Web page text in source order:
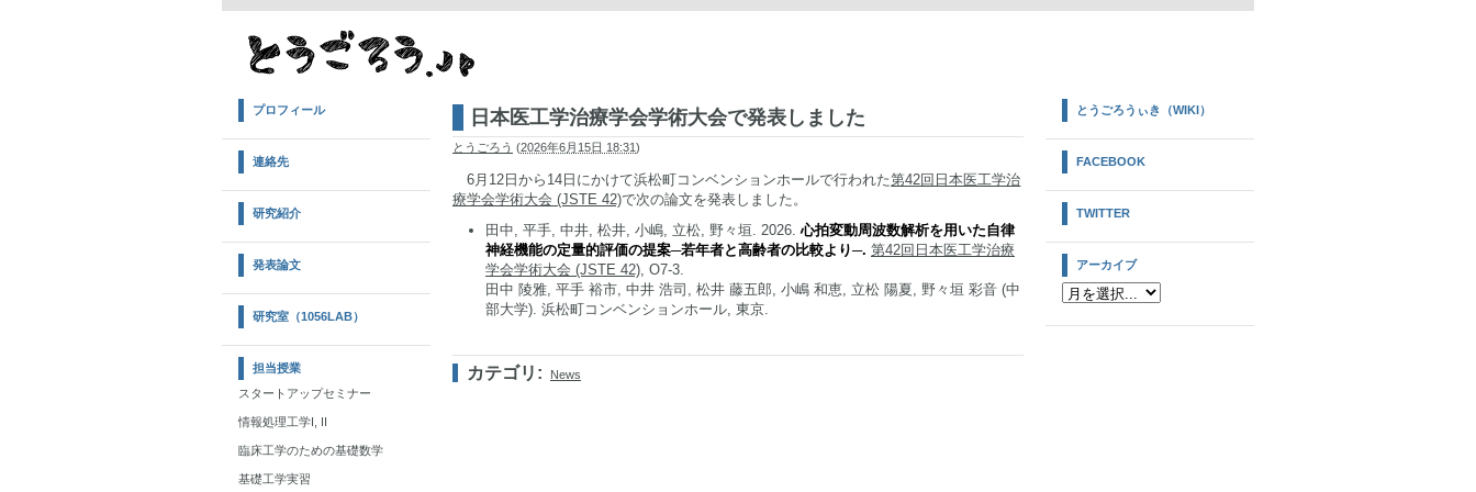
日本医工学治療学会学術大会で発表しました
とうごろう (2026年6月15日 18:31)
6月12日から14日にかけて浜松町コンベンションホールで行われた第42回日本医工学治
療学会学術大会 (JSTE 42)で次の論文を発表しました。
田中, 平手, 中井, 松井, 小嶋, 立松, 野々垣. 2026.心拍変動周波数解析を用いた自律
神経機能の定量的評価の提案─若年者と高齢者の比較より─. 第42回日本医工学治療
学会学術大会 (JSTE 42) , O7-3.
田中 陵雅, 平手 裕市, 中井 浩司, 松井 藤五郎, 小嶋 和恵, 立松 陽夏, 野々垣 彩音 (中
部大学). 浜松町コンベンションホール, 東京.
カテゴリ : News
プロフィール
連絡先
研究紹介
発表論文
研究室（1056LAB）
担当授業
スタートアップセミナー
情報処理工学I, II
臨床工学のための基礎数学
基礎工学実習
とうごろうぃき（WIKI）
FACEBOOK
TWITTER
アーカイブ